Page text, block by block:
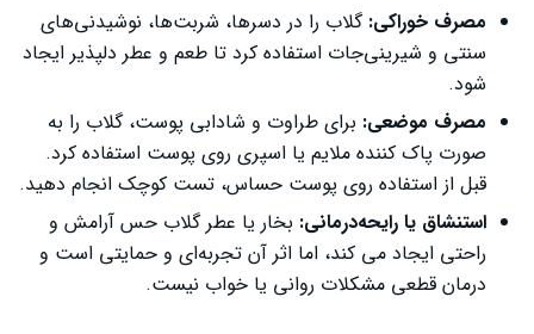
مصرف خوراکی: گلاب را در دسرها، شربت‌ها، نوشیدنی‌های
سنتی و شیرینی‌جات استفاده کرد تا طعم و عطر دلپذیر ایجاد
شود.
مصرف موضعی: برای طراوت و شادابی پوست، گلاب را به‌
صورت پاک ‌کننده ملایم یا اسپری روی پوست استفاده کرد.
قبل از استفاده روی پوست حساس، تست کوچک انجام دهید.
استنشاق یا رایحه‌درمانی: بخار یا عطر گلاب حس آرامش و
راحتی ایجاد می کند، اما اثر آن تجربه‌ای و حمایتی است و
درمان قطعی مشکلات روانی یا خواب نیست.